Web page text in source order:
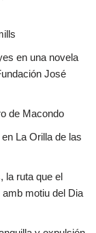
en una novela
José
de Macondo
La Orilla de las
la ruta que el
motiu del Dia